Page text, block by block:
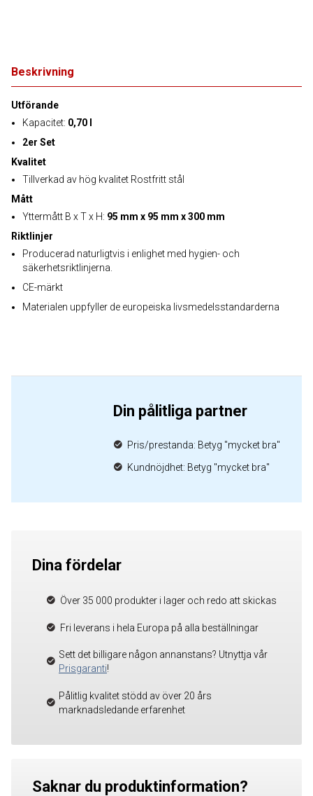
Beskrivning
Utförande
Kapacitet: 0,70 l
2er Set
Kvalitet
Tillverkad av hög kvalitet Rostfritt stål
Mått
Yttermått B x T x H: 95 mm x 95 mm x 300 mm
Riktlinjer
Producerad naturligtvis i enlighet med hygien- och
säkerhetsriktlinjerna.
CE-märkt
Materialen uppfyller de europeiska livsmedelsstandarderna
Din pålitliga partner
Pris/prestanda: Betyg "mycket bra"
Kundnöjdhet: Betyg "mycket bra"
Dina fördelar
Över 35 000 produkter i lager och redo att skickas
Fri leverans i hela Europa på alla beställningar
Sett det billigare någon annanstans? Utnyttja vår
Prisgaranti!
Pålitlig kvalitet stödd av över 20 års
marknadsledande erfarenhet
Saknar du produktinformation?